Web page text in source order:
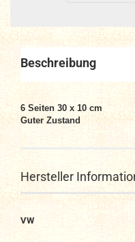
Beschreibung
6 Seiten 30 x 10 cm
Guter Zustand
Hersteller
VW